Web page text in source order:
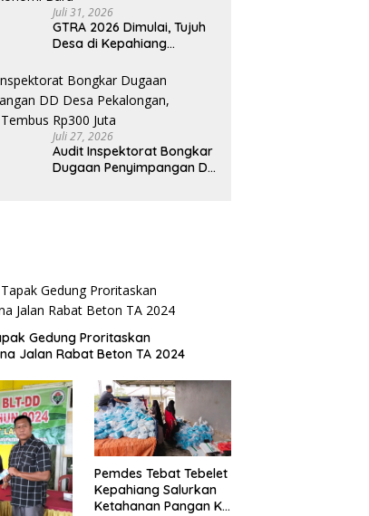
Juli 31, 2026
GTRA 2026 Dimulai, Tujuh
Desa di Kepahiang
Disiapkan Jadi Sentra
Ekonomi Baru
Juli 27, 2026
Audit Inspektorat Bongkar
Dugaan Penyimpangan DD
Gedung Proritaskan
Jalan Rabat Beton TA 2024
Pemdes Tebat Tebelet
Kepahiang Salurkan
Ketahanan Pangan Ke